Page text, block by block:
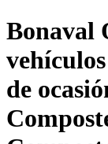
Bonaval
de